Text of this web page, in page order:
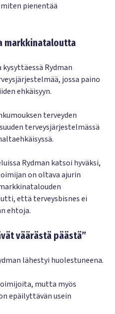
pienentää
markkinataloutta
Rydman
jossa paino
ehkäisyyn.
terveyden
terveysjärjestelmässä
Rydman katsoi hyväksi,
on oltava ajurin
että terveysbisnes ei
ehtoja.
väärästä päästä”
lähestyi huolestuneena.
mutta myös
epäilyttävän usein